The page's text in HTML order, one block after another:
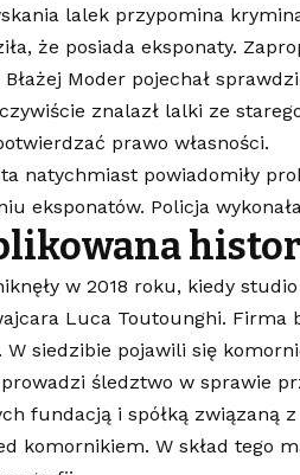
lalek przypomina
że posiada eksponaty.
Błażej Moder pojechał
znalazł lalki ze
prawo własności.
natychmiast powiadomiły
eksponatów. Policja
w 2018 roku, kiedy
Luca Toutounghi.
W siedzibie pojawili się
śledztwo w sprawie
fundacją i spółką związaną
komornikiem. W skład tego